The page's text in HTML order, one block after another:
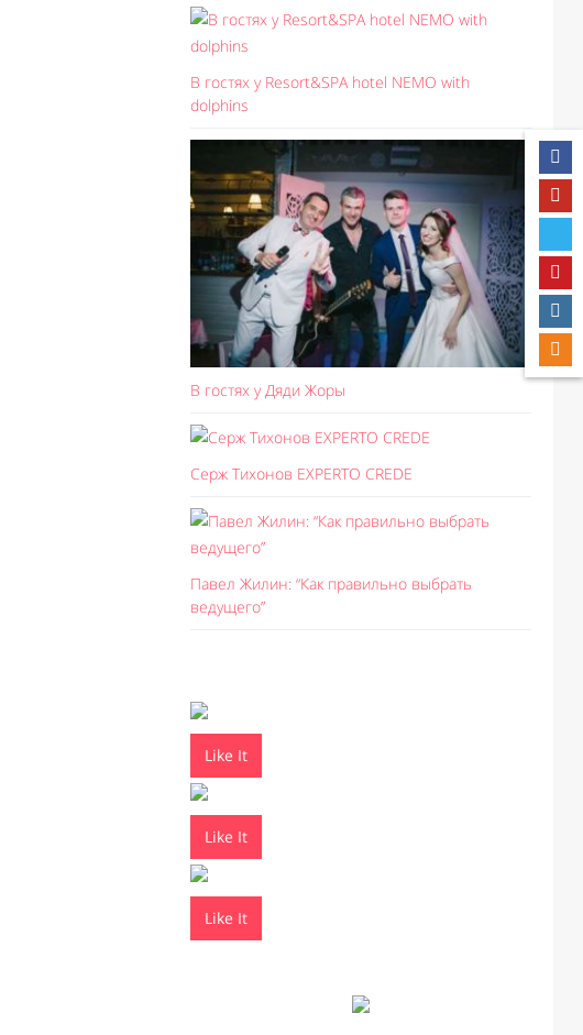
В гостях у Resort&SPA hotel NEMO with
dolphins
В гостях у Дяди Жоры
Серж Тихонов EXPERTO CREDE
Павел Жилин: “Как правильно выбрать
ведущего”
Like It
Like It
Like It